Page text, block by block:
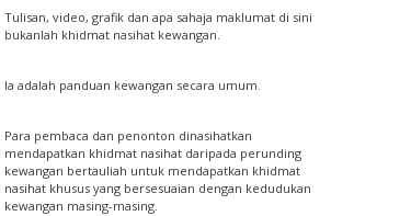
Tulisan, video, grafik dan apa sahaja maklumat di sini
bukanlah khidmat nasihat kewangan.
Ia adalah panduan kewangan secara umum.
Para pembaca dan penonton dinasihatkan
mendapatkan khidmat nasihat daripada perunding
kewangan bertauliah untuk mendapatkan khidmat
nasihat khusus yang bersesuaian dengan kedudukan
kewangan masing-masing.